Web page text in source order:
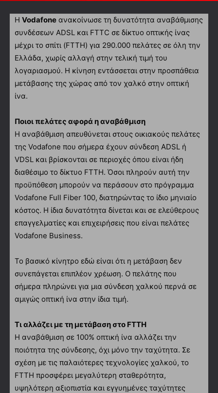
Η Vodafone ανακοίνωσε τη δυνατότητα αναβάθμισης
συνδέσεων ADSL και FTTC σε δίκτυο οπτικής ίνας
μέχρι το σπίτι (FTTH) για 290.000 πελάτες σε όλη την
Ελλάδα, χωρίς αλλαγή στην τελική τιμή του
λογαριασμού. Η κίνηση εντάσσεται στην προσπάθεια
μετάβασης της χώρας από τον χαλκό στην οπτική
ίνα.
Ποιοι πελάτες αφορά η αναβάθμιση
Η αναβάθμιση απευθύνεται στους οικιακούς πελάτες
της Vodafone που σήμερα έχουν σύνδεση ADSL ή
VDSL και βρίσκονται σε περιοχές όπου είναι ήδη
διαθέσιμο το δίκτυο FTTH. Όσοι πληρούν αυτή την
προϋπόθεση μπορούν να περάσουν στο πρόγραμμα
Vodafone Full Fiber 100, διατηρώντας το ίδιο μηνιαίο
κόστος. Η ίδια δυνατότητα δίνεται και σε ελεύθερους
επαγγελματίες και επιχειρήσεις που είναι πελάτες
Vodafone Business.
Το βασικό κίνητρο εδώ είναι ότι η μετάβαση δεν
συνεπάγεται επιπλέον χρέωση. Ο πελάτης που
σήμερα πληρώνει για μια σύνδεση χαλκού περνά σε
αμιγώς οπτική ίνα στην ίδια τιμή.
Τι αλλάζει με τη μετάβαση στο FTTH
Η αναβάθμιση σε 100% οπτική ίνα αλλάζει την
ποιότητα της σύνδεσης, όχι μόνο την ταχύτητα. Σε
σχέση με τις παλαιότερες τεχνολογίες χαλκού, το
FTTH προσφέρει μεγαλύτερη σταθερότητα,
υψηλότερη αξιοπιστία και εγγυημένες ταχύτητες